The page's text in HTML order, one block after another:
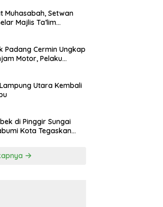
Muhasabah, Setwan
Majlis Ta’lim
Padang Cermin Ungkap
Motor, Pelaku
Utara Kembali
di Pinggir Sungai
Kota Tegaskan